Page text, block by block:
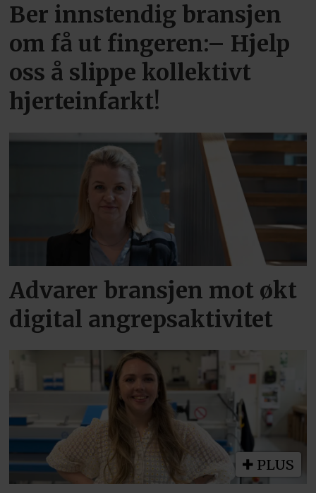
Ber innstendig bransjen
om få ut fingeren:– Hjelp
oss å slippe kollektivt
hjerteinfarkt!
Advarer bransjen mot økt
digital angrepsaktivitet
PLUS